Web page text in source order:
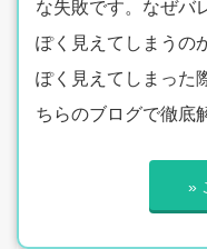
な失敗です。なぜバ
ぽく見えてしまうの
ぽく見えてしまった
ちらのブログで徹底
»